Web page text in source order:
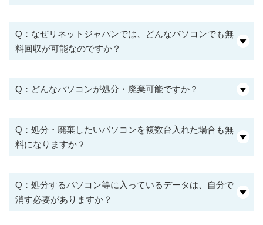
Q：なぜリネットジャパンでは、どんなパソコンでも無
料回収が可能なのですか？
Q：どんなパソコンが処分・廃棄可能ですか？
Q：処分・廃棄したいパソコンを複数台入れた場合も無
料になりますか？
Q：処分するパソコン等に入っているデータは、自分で
消す必要がありますか？